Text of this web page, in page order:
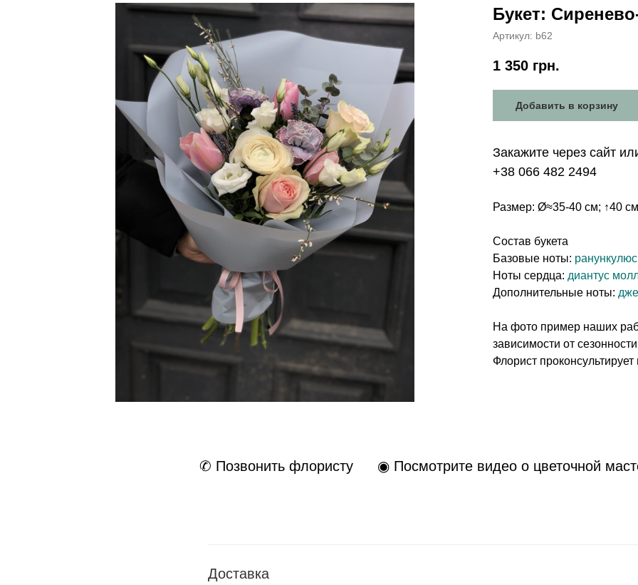
Букет:
Артикул: b62
1 350 грн.
Добавить в корзину
Закажите через сайт
+38 066 482 2494
Размер: Ø≈35-40 см; ↑40 см
Состав букета
Базовые ноты:
Ноты сердца: диантус
Дополнительные ноты:
На фото пример наших
зависимости от
Флорист
✆ Позвонить флористу ◉ Посмотрите видео о цветочной
Доставка